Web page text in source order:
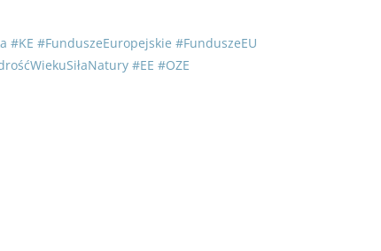
#KE #FunduszeEuropejskie #FunduszeEU
#EE #OZE